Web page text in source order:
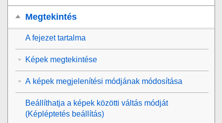
Megtekintés
A fejezet tartalma
Képek megtekintése
A képek megjelenítési módjának módosítása
Beállíthatja a képek közötti váltás módját
(Képléptetés beállítás)